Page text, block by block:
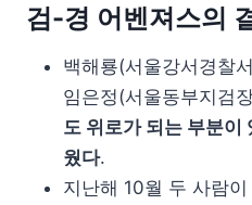
검-경 어벤져스의
백해룡(서울강서경찰
임은정(서울동부지검
도 위로가 되는 부분이
웠다.
지난해 10월 두 사람